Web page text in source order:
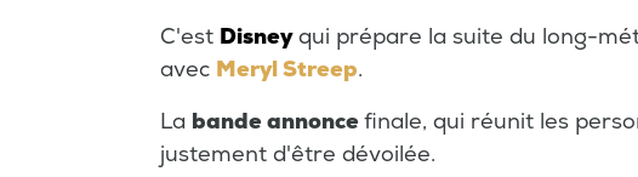
C'est Disneyqui prépare la suite du long-
avec Meryl Streep.
La bande annoncefinale, qui réunit les
justement d'être dévoilée.